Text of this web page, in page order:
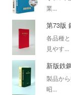
業...
第73版
各品種
見やす...
新版鉄
製品か
昭...